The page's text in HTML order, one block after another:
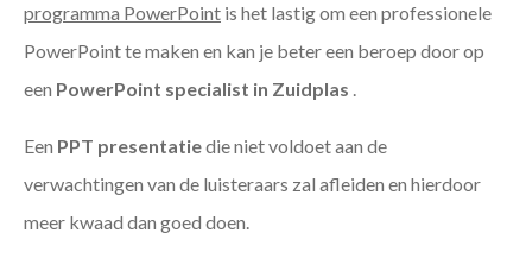
programma PowerPoint is het lastig om een professionele
PowerPoint te maken en kan je beter een beroep door op
een PowerPoint specialist in Zuidplas .
Een PPT presentatiedie niet voldoet aan de
verwachtingen van de luisteraars zal afleiden en hierdoor
meer kwaad dan goed doen.